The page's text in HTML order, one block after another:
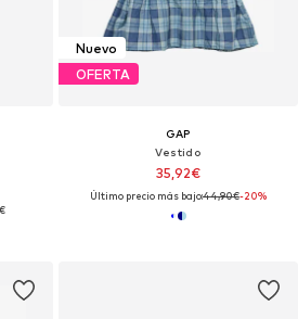
Nuevo
OFERTA
GAP
Vestido
35,92€
Último precio más bajo:44,90€-20%